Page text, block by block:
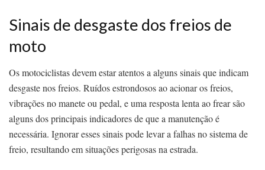
Sinais de desgaste dos freios de
moto
Os motociclistas devem estar atentos a alguns sinais que indicam
desgaste nos freios. Ruídos estrondosos ao acionar os freios,
vibrações no manete ou pedal, e uma resposta lenta ao frear são
alguns dos principais indicadores de que a manutenção é
necessária. Ignorar esses sinais pode levar a falhas no sistema de
freio, resultando em situações perigosas na estrada.